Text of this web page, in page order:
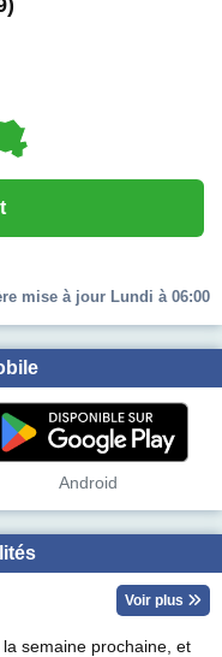
mise à jour Lundi à 06:00
Android
Voir plus
semaine prochaine, et